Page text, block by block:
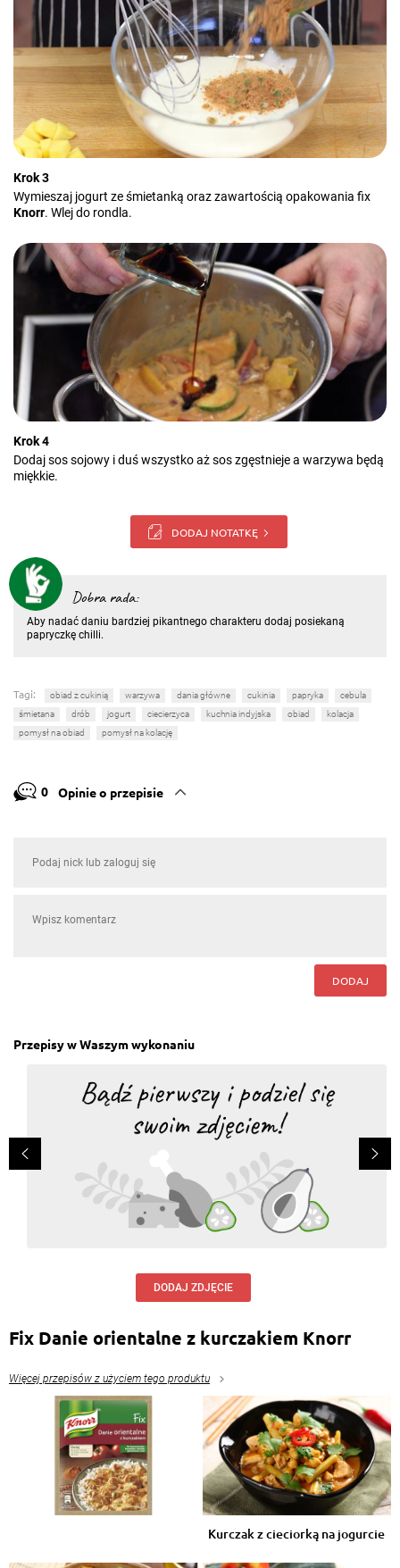
Krok 3
Wymieszaj jogurt ze śmietanką oraz zawartością opakowania fix
Knorr. Wlej do rondla.
Krok 4
Dodaj sos sojowy i duś wszystko aż sos zgęstnieje a warzywa będą
miękkie.
DODAJ NOTATKĘ
Dobra rada:
Aby nadać daniu bardziej pikantnego charakteru dodaj posiekaną
papryczkę chilli.
Tagi: obiad z cukinią warzywa dania główne cukinia papryka
cebula
śmietana
drób jogurt ciecierzyca kuchnia indyjska obiad
kolacja
pomysł na obiad
pomysł na kolację
0 Opinie o przepisie
DODAJ
Przepisy w Waszym wykonaniu
DODAJ ZDJĘCIE
Fix Danie orientalne z kurczakiem Knorr
Więcej przepisów z użyciem tego produktu
Kurczak z cieciorką na jogurcie